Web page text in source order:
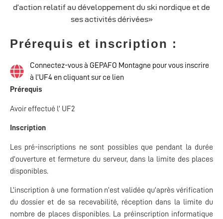
d’action relatif au développement du ski nordique et de
ses activités dérivées»
Prérequis et inscription :
Connectez-vous à GEPAFO Montagne pour vous inscrire
à l’UF4 en cliquant sur ce lien
Prérequis
Avoir effectué l’ UF2
Inscription
Les pré-inscriptions ne sont possibles que pendant la durée
d’ouverture et fermeture du serveur, dans la limite des places
disponibles.
L’inscription à une formation n’est validée qu’après vérification
du dossier et de sa recevabilité, réception dans la limite du
nombre de places disponibles. La préinscription informatique